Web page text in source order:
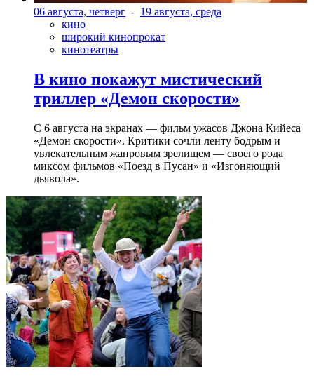
06 августа, четверг - 19 августа, среда
кино
широкий кинопрокат
кинотеатры
В кино покажут мистический
триллер «Демон скорости»
С 6 августа на экранах — фильм ужасов Джона Кийеса
«Демон скорости». Критики сочли ленту бодрым и
увлекательным жанровым зрелищeм — своего рода
миксом фильмов «Поезд в Пусан» и «Изгоняющий
дьявола».